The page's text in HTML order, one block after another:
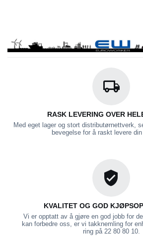
RASK LEVERING OVER
Med eget lager og stort distributørnettverk,
bevegelse for å raskt levere
KVALITET OG GOD
Vi er opptatt av å gjøre en god jobb for
kan forbedre oss, er vi takknemling for
ring på 22 80 80 10.